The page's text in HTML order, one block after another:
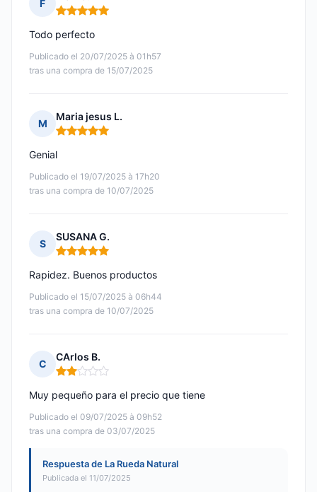
F
Nota: 5 de 5
Publicado el 20/07/2025 à 01h57
tras una compra de 15/07/2025
Todo perfecto
M
Maria jesus L.
Nota: 5 de 5
Publicado el 19/07/2025 à 17h20
tras una compra de 10/07/2025
Genial
S
SUSANA G.
Nota: 5 de 5
Publicado el 15/07/2025 à 06h44
tras una compra de 10/07/2025
Rapidez. Buenos productos
C
CArlos B.
Nota: 2 de 5
Publicado el 09/07/2025 à 09h52
tras una compra de 03/07/2025
Muy pequeño para el precio que tiene
Respuesta de La Rueda Natural
Publicada el 11/07/2025